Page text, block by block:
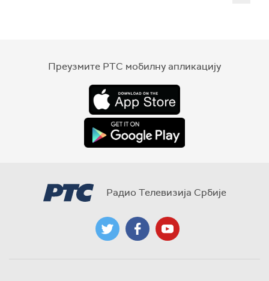
Преузмите РТС мобилну апликацију
Радио Телевизија Србије